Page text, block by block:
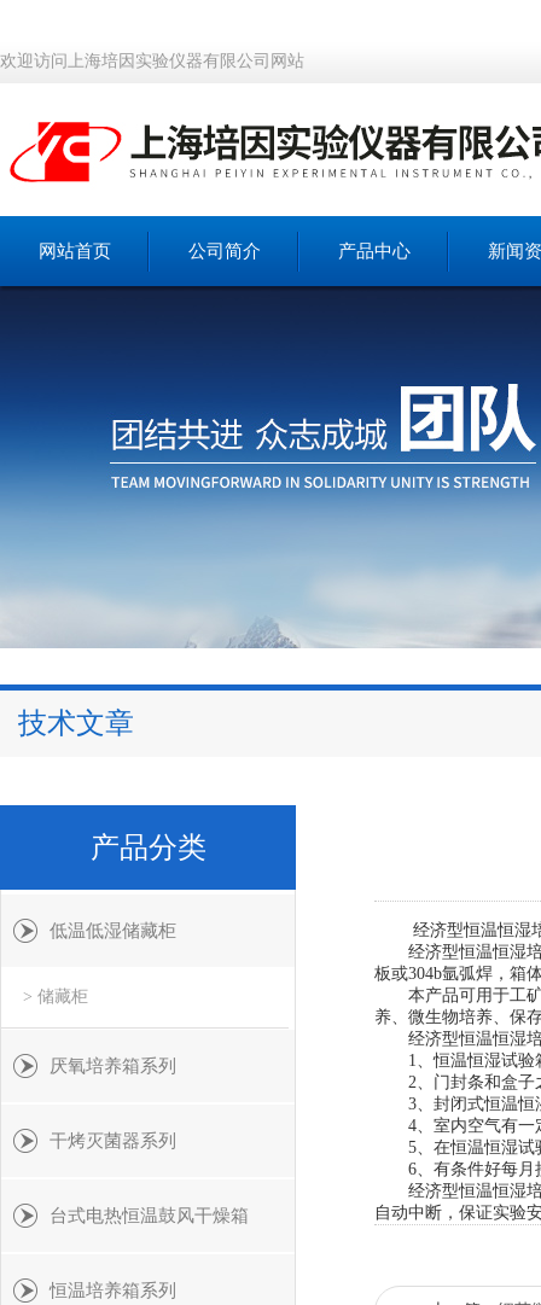
欢迎访问上海培因实验仪器有限公司网站
网站首页 公司简介 产品中心 新闻
技术文章
经济型恒温恒湿培
经济型恒温恒湿培
板或304b氩弧焊，箱
本产品可用于工矿
养、微生物培养、保
经济型恒温恒湿培
1、恒温恒湿试验箱
2、门封条和盒子之
3、封闭式恒温恒湿
4、室内空气有一定
5、在恒温恒湿试验
6、有条件好每月接
经济型恒温恒湿培
自动中断，保证实验
产品分类
低温低湿储藏柜
> 储藏柜
厌氧培养箱系列
干烤灭菌器系列
台式电热恒温鼓风干燥箱
恒温培养箱系列